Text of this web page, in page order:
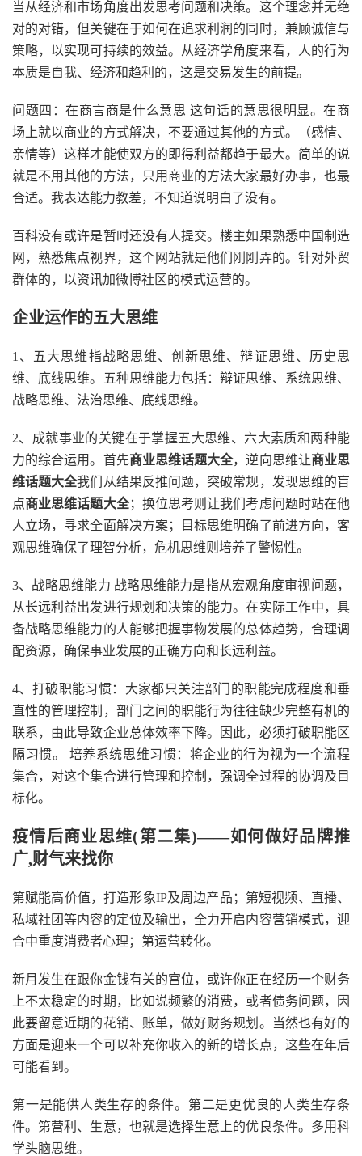
当从经济和市场角度出发思考问题和决策。这个理念并无绝
对的对错，但关键在于如何在追求利润的同时，兼顾诚信与
策略，以实现可持续的效益。从经济学角度来看，人的行为
本质是自我、经济和趋利的，这是交易发生的前提。
问题四：在商言商是什么意思 这句话的意思很明显。在商
场上就以商业的方式解决，不要通过其他的方式。（感情、
亲情等）这样才能使双方的即得利益都趋于最大。简单的说
就是不用其他的方法，只用商业的方法大家最好办事，也最
合适。我表达能力教差，不知道说明白了没有。
百科没有或许是暂时还没有人提交。楼主如果熟悉中国制造
网，熟悉焦点视界，这个网站就是他们刚刚弄的。针对外贸
群体的，以资讯加微博社区的模式运营的。
企业运作的五大思维
1、五大思维指战略思维、创新思维、辩证思维、历史思
维、底线思维。五种思维能力包括：辩证思维、系统思维、
战略思维、法治思维、底线思维。
2、成就事业的关键在于掌握五大思维、六大素质和两种能
力的综合运用。首先商业思维话题大全，逆向思维让商业思
维话题大全我们从结果反推问题，突破常规，发现思维的盲
点商业思维话题大全；换位思考则让我们考虑问题时站在他
人立场，寻求全面解决方案；目标思维明确了前进方向，客
观思维确保了理智分析，危机思维则培养了警惕性。
3、战略思维能力 战略思维能力是指从宏观角度审视问题，
从长远利益出发进行规划和决策的能力。在实际工作中，具
备战略思维能力的人能够把握事物发展的总体趋势，合理调
配资源，确保事业发展的正确方向和长远利益。
4、打破职能习惯：大家都只关注部门的职能完成程度和垂
直性的管理控制，部门之间的职能行为往往缺少完整有机的
联系，由此导致企业总体效率下降。因此，必须打破职能区
隔习惯。 培养系统思维习惯：将企业的行为视为一个流程
集合，对这个集合进行管理和控制，强调全过程的协调及目
标化。
疫情后商业思维(第二集)——如何做好品牌推
广,财气来找你
第赋能高价值，打造形象IP及周边产品；第短视频、直播、
私域社团等内容的定位及输出，全力开启内容营销模式，迎
合中重度消费者心理；第运营转化。
新月发生在跟你金钱有关的宫位，或许你正在经历一个财务
上不太稳定的时期，比如说频繁的消费，或者债务问题，因
此要留意近期的花销、账单，做好财务规划。当然也有好的
方面是迎来一个可以补充你收入的新的增长点，这些在年后
可能看到。
第一是能供人类生存的条件。第二是更优良的人类生存条
件。第营利、生意，也就是选择生意上的优良条件。多用科
学头脑思维。